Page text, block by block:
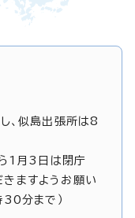
、似島出張所は8
1月3日は閉庁
ますようお願い
30分まで）